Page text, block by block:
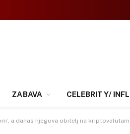
ZABAVA CELEBRITY/ INFL
a danas njegova obitelj na